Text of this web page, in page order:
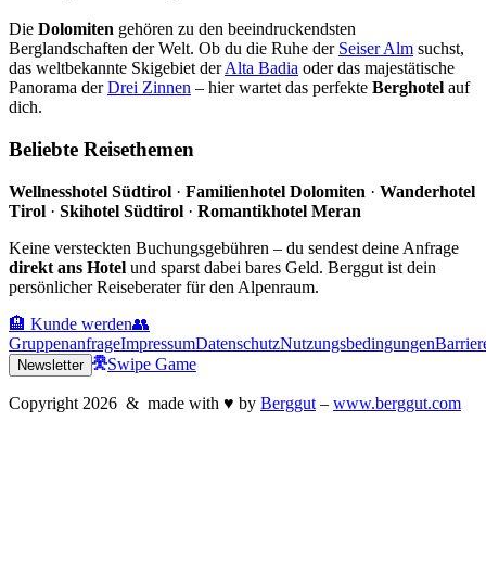
Die Dolomiten gehören zu den beeindruckendsten
Berglandschaften der Welt. Ob du die Ruhe der Seiser Alm suchst,
das weltbekannte Skigebiet derAlta Badia oder das majestätische
Panorama derDrei Zinnen – hier wartet das perfekte Berghotel auf
dich.
Beliebte Reisethemen
Wellnesshotel Südtirol · Familienhotel Dolomiten · Wanderhotel
Tirol · Skihotel Südtirol · Romantikhotel Meran
Keine versteckten Buchungsgebühren – du sendest deine Anfrage
direkt ans Hotel und sparst dabei bares Geld. Berggut ist dein
persönlicher Reiseberater für den Alpenraum.
🏨 Kunde werden👥
GruppenanfrageImpressumDatenschutzNutzungsbedingungen
Newsletter Swipe Game
Copyright 2026 & made with ♥ by Berggut – www.berggut.com